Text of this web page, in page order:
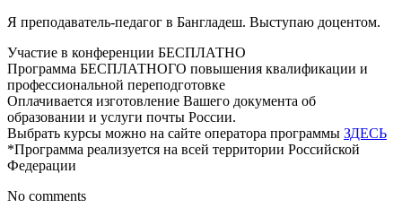
Я преподаватель-педагог в Бангладеш. Выступаю доцентом.
Участие в конференции БЕСПЛАТНО
Программа БЕСПЛАТНОГО повышения квалификации и
профессиональной переподготовке
Оплачивается изготовление Вашего документа об
образовании и услуги почты России.
Выбрать курсы можно на сайте оператора программы ЗДЕСЬ
*Программа реализуется на всей территории Российской
Федерации
No comments